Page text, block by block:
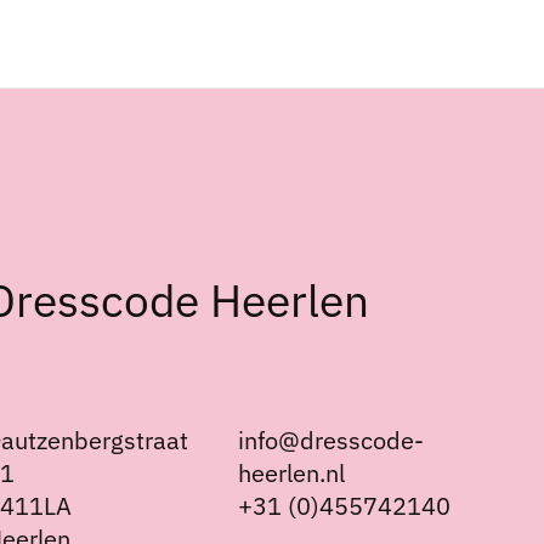
Heerlen
info@dresscode-
heerlen.nl
+31 (0)455742140